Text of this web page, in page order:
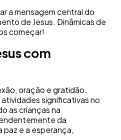
a mensagem central do
de Jesus. Dinâmicas de
começar!
com
oração e gratidão.
significativas no
as crianças na
da
paz e a esperança,